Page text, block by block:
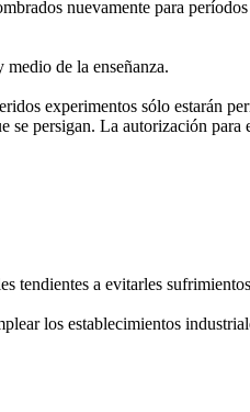
nuevamente para
de la enseñanza.
experimentos sólo estarán
persigan. La autorización
tendientes a evitarles
los establecimientos